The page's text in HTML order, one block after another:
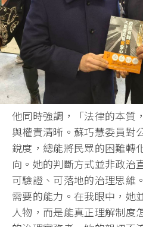
他同時強調，「法律的本質
與權責清晰。 蘇巧慧委員對
銳度， 總能將民眾的困難轉
向。 她的判斷方式並非政治
可驗證、 可落地的治理思維
需要的能力。在我眼中， 她
人物，而是能真正理解制度